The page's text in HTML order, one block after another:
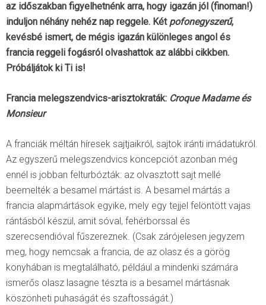
az időszakban figyelhetnénk arra, hogy igazán jól (finoman!)
induljon néhány nehéz nap reggele. Két pofonegyszerű,
kevésbé ismert, de mégis igazán különleges angol és
francia reggeli fogásról olvashattok az alábbi cikkben.
Próbáljátok ki Ti is!
Francia melegszendvics-arisztokraták: Croque Madame és
Monsieur
A franciák méltán híresek sajtjaikról, sajtok iránti imádatukról.
Az egyszerű melegszendvics koncepciót azonban még
ennél is jobban felturbózták: az olvasztott sajt mellé
beemelték a besamel mártást is. A besamel mártás a
francia alapmártások egyike, mely egy tejjel felöntött vajas
rántásból készül, amit sóval, fehérborssal és
szerecsendióval fűszereznek. (Csak zárójelesen jegyzem
meg, hogy nemcsak a francia, de az olasz és a görög
konyhában is megtalálható, például a mindenki számára
ismerős olasz lasagne tészta is a besamel mártásnak
köszönheti puhaságát és szaftosságát.)